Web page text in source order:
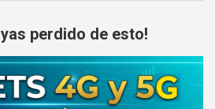
perdido de esto!